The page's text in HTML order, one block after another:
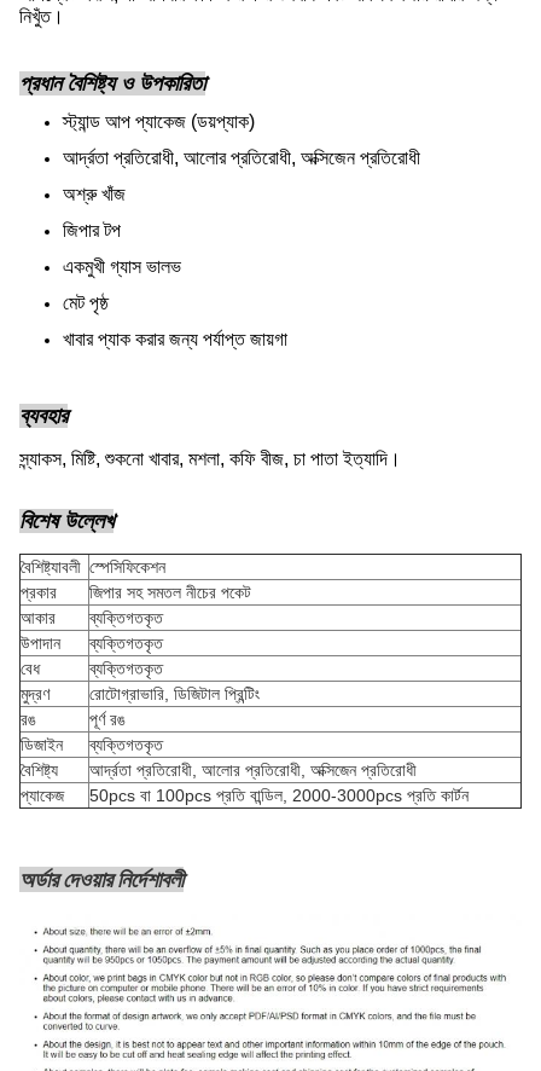
নিখুঁত।
প্রধান বৈশিষ্ট্য ও উপকারিতা
স্ট্যান্ড আপ প্যাকেজ (ডয়প্যাক)
আর্দ্রতা প্রতিরোধী, আলোর প্রতিরোধী, অক্সিজেন প্রতিরোধী
অশ্রু খাঁজ
জিপার টপ
একমুখী গ্যাস ভালভ
মেট পৃষ্ঠ
খাবার প্যাক করার জন্য পর্যাপ্ত জায়গা
ব্যবহার
স্ন্যাকস, মিষ্টি, শুকনো খাবার, মশলা, কফি বীজ, চা পাতা ইত্যাদি।
বিশেষ উল্লেখ
বৈশিষ্ট্যাবলী স্পেসিফিকেশন
প্রকার
জিপার সহ সমতল নীচের পকেট
আকার
ব্যক্তিগতকৃত
উপাদান
ব্যক্তিগতকৃত
বেধ
ব্যক্তিগতকৃত
মুদ্রণ
রোটোগ্রাভারি, ডিজিটাল প্রিন্টিং
রঙ
পূর্ণ রঙ
ডিজাইন
ব্যক্তিগতকৃত
বৈশিষ্ট্য
আর্দ্রতা প্রতিরোধী, আলোর প্রতিরোধী, অক্সিজেন প্রতিরোধী
প্যাকেজ
50pcs বা 100pcs প্রতি বান্ডিল, 2000-3000pcs প্রতি কার্টন
অর্ডার দেওয়ার নির্দেশাবলী